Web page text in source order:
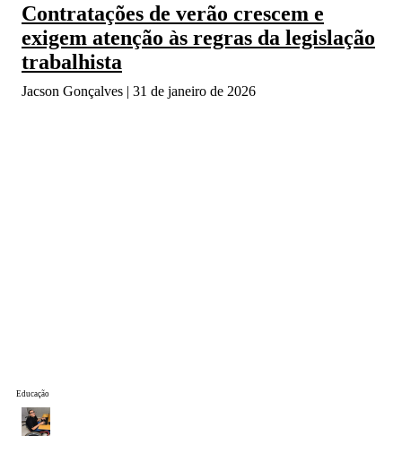
Contratações de verão crescem e
exigem atenção às regras da legislação
trabalhista
Jacson Gonçalves 31 de janeiro de 2026
Educação